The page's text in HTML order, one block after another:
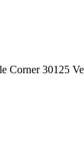
Corner 30125